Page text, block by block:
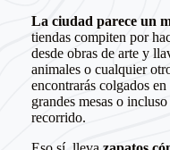
La ciudad parece un
tiendas compiten por
desde obras de arte y
animales o cualquier
encontrarás colgados
grandes mesas o
recorrido.